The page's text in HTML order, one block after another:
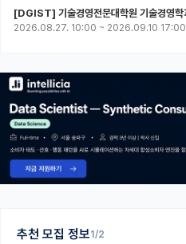
추천 모집 정보1/2
2026.08.27. 10:00 ~ 2026.09.10 17:00